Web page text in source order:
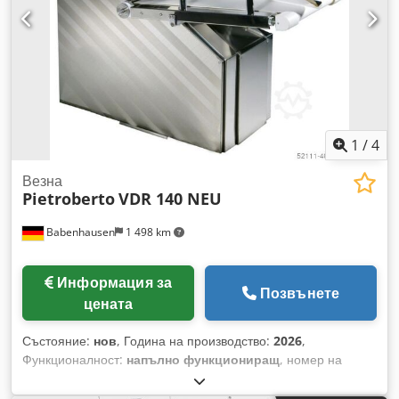
подвижна Само при нас: проверена по DGUV V3
Захранване: 400V, 16A-CEE щепсел ТОП употребявана
машина Csdpfx Adet Sp Hbsqorf с гаранция и сервиз
Опции: сервизен пакет договор за поддръжка кутия с
резервни части инструктаж и пускане в експлоатация Много
други ТОП делители за тесто на склад!
1 /4
Babenhausen 1 498 km
Везна
PietrobertoVDR 140 NEU
Информация за
цената
Позвънете
Състояние: нов, Година на производство: 2026,
Функционалност: напълно функциониращ, номер на
2026